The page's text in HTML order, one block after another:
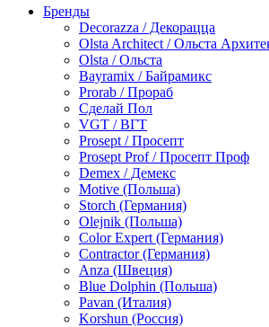
по металлу
антикорозийные
под декоративные
для гипсокартона
под штукатурку
Герметик
акриловые
силиконовые
силиконовые
шовные для срубов
для кровли
для каминов
полиуретановые
Декоративные штукатурки и
краски для декора, патина
мокрый шелк
венецианские (эффект
песок (эффект песчаных
декоративная шпаклевка
Бренды
Decorazza / Декорацца
Olsta Architect / Ольста
Olsta / Ольста
Bayramix / Байрамикс
Prorab / Прораб
Сделай Пол
VGT / ВГТ
Prosept / Просепт
Prosept Prof / Просепт Проф
Demex / Демекс
Motive (Польша)
Storch (Германия)
Olejnik (Польша)
Color Expert (Германия)
Contractor (Германия)
Anza (Швеция)
Blue Dolphin (Польша)
Pavan (Италия)
Korshun (Россия)